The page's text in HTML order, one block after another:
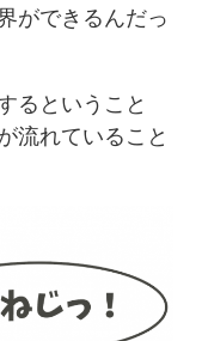
向きだ。電流の向き...
ができるんだっ
るということ
流れていること